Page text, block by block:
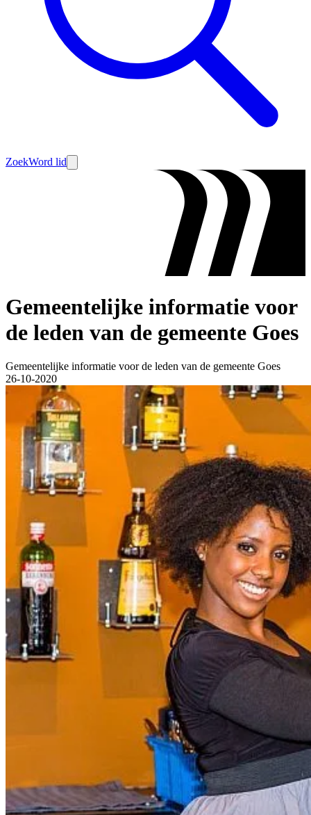
ZoekWord lid
Gemeentelijke informatie voor
de leden van de gemeente Goes
Gemeentelijke informatie voor de leden van de gemeente Goes
26-10-2020